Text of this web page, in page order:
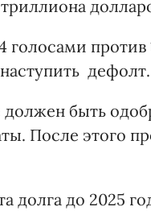
триллиона
против
дефолт.
должен быть
После этого
долга до 2025